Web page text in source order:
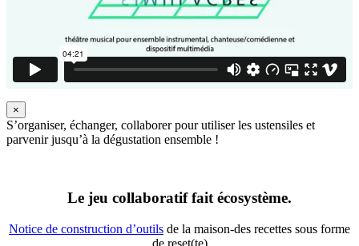
×
S’organiser, échanger, collaborer pour utiliser les ustensiles et
parvenir jusqu’à la dégustation ensemble !
Le jeu collaboratif fait écosystème.
Notice de construction d’outils de la maison-des recettes sous forme
de reset(te)